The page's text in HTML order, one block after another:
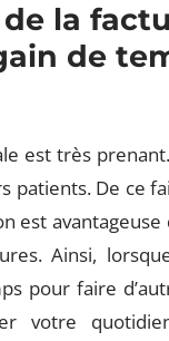
la
de
est très
patients. De ce
est
Ainsi,
pour faire
votre